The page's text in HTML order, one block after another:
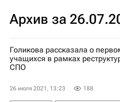
Архив за
Голикова рассказала о
учащихся в рамках
СПО
26 июля 2021, 13:23 188